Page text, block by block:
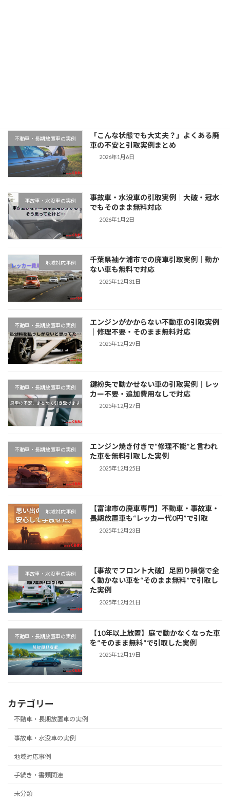
不動車・長期放置車の実例
「こんな状態でも大丈夫？」よくある廃
車の不安と引取実例まとめ
2026年1月6日
事故車・水没車の実例
事故車・水没車の引取実例｜大破・冠水
でもそのまま無料対応
2026年1月2日
地域対応事例
千葉県袖ケ浦市での廃車引取実例｜動か
ない車も無料で対応
2025年12月31日
不動車・長期放置車の実例
エンジンがかからない不動車の引取実例
｜修理不要・そのまま無料対応
2025年12月29日
不動車・長期放置車の実例
鍵紛失で動かせない車の引取実例｜レッ
カー不要・追加費用なしで対応
2025年12月27日
不動車・長期放置車の実例
エンジン焼き付きで“修理不能”と言われ
た車を無料引取した実例
2025年12月25日
地域対応事例
【富津市の廃車専門】不動車・事故車・
長期放置車も“レッカー代0円”で引取
2025年12月23日
事故車・水没車の実例
【事故でフロント大破】足回り損傷で全
く動かない車を“そのまま無料”で引取し
た実例
2025年12月21日
不動車・長期放置車の実例
【10年以上放置】庭で動かなくなった車
を“そのまま無料”で引取した実例
2025年12月19日
カテゴリー
不動車・長期放置車の実例
事故車・水没車の実例
地域対応事例
手続き・書類関連
未分類